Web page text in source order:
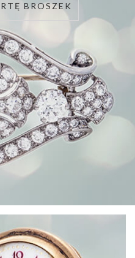
BROSZEK